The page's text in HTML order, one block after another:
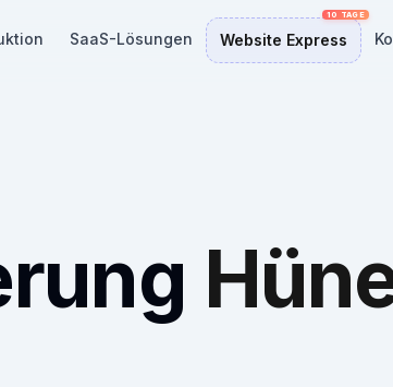
SaaS-Lösungen Website Express